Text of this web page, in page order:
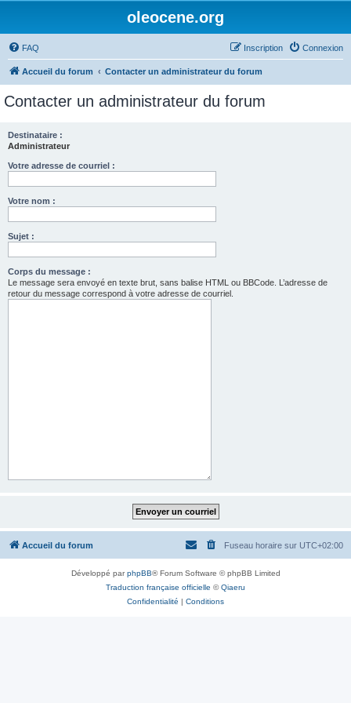
oleocene.org
FAQ Connexion
Inscription
Accueil du forum Contacter un administrateur du forum
Contacter un administrateur du forum
Destinataire :
Administrateur
Votre adresse de courriel :
Votre nom :
Sujet :
Corps du message :
Le message sera envoyé en texte brut, sans balise HTML ou BBCode. L’adresse de
retour du message correspond à votre adresse de courriel.
Accueil du forum Fuseau horaire sur UTC+02:00
Développé parphpBB® Forum Software © phpBB Limited
Traduction française officielle ©Qiaeru
Confidentialité | Conditions